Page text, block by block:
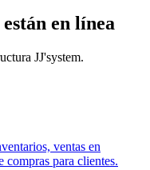
en línea
JJ'system.
ventas en
compras para clientes.